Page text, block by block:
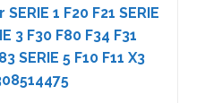
1 F20 F21 SERIE
3 F30 F80 F34 F31
SERIE 5 F10 F11 X3